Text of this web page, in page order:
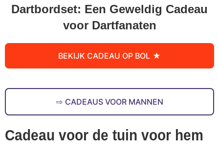
Dartbordset: Een Geweldig Cadeau
voor Dartfanaten
BEKIJK CADEAU OP BOL
CADEAUS VOOR MANNEN
Cadeau voor de tuin voor hem